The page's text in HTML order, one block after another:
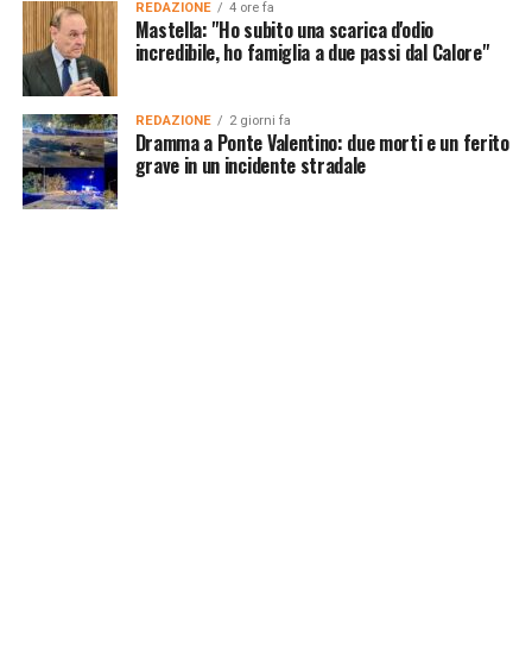
REDAZIONE 4 ore fa
Mastella: "Ho subito una scarica d'odio
incredibile, ho famiglia a due passi dal Calore"
REDAZIONE 2 giorni fa
Dramma a Ponte Valentino: due morti e un ferito
grave in un incidente stradale